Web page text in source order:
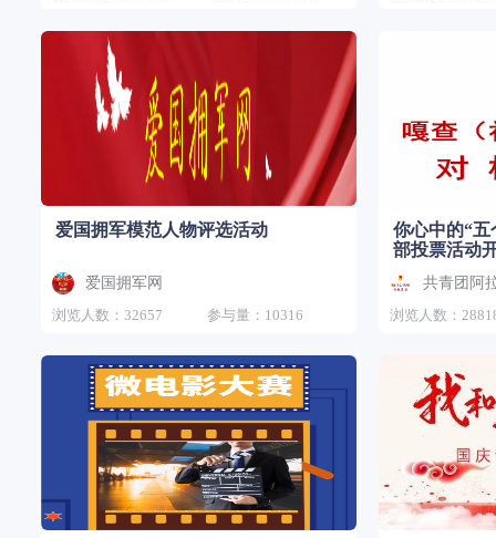
爱国拥军模范人物评选活动
爱国拥军网
浏览人数：32657
参与量：10316
你心中的“五
部投票活动
共青团阿
浏览人数：